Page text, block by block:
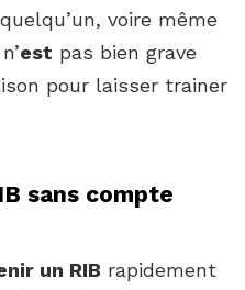
voire même
est pas bien grave
pour laisser trainer
sans compte
un RIB rapidement